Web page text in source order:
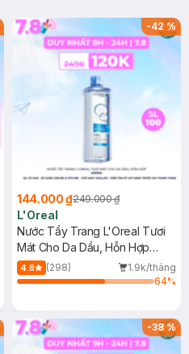
-42%
144.000 ₫249.000 ₫
L'Oreal
Nước Tẩy Trang L'Oreal Tươi
Mát Cho Da Dầu, Hỗn Hợp
400ml
4.8 (298)
1.9k/tháng
64%
-38%